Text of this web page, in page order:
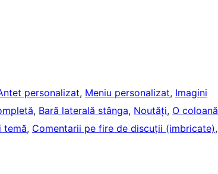
personalizat, Meniu personalizat, Imagini
, Bară laterală stânga, Noutăți, O coloană
temă, Comentarii pe fire de discuții (imbricate),